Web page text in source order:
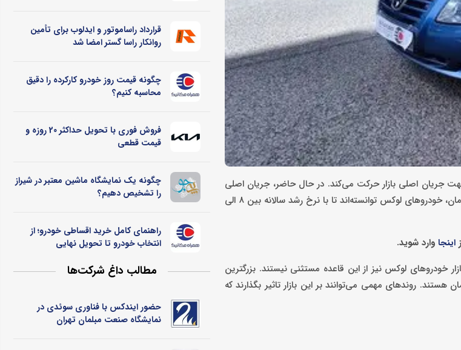
جریان اصلی بازار حرکت می‌کند. در حال حاضر، جریان اصلی
بازار فروش خودرو راکد بوده و رشد بسیار کمی تا سال 2031 پیش‌بینی می‌شود. اما در همین زمان، خودروهای لوکس توانسته‌اند تا با نرخ رشد سالانه بین 8 الی
اینجا وارد شوید.
لوکس بر روی افراد 25 تا 44 ساله تمرکز می‌کند و بازار خودروهای لوکس نیز از این قاعده مستثنی نیستند. بزرگترین
هستند. روندهای مهمی می‌توانند بر این بازار تاثیر بگذارند که
قرارداد راساموتور و ایدلوب برای تأمین
روانکار راسا گستر امضا شد
چگونه قیمت روز خودرو کارکرده را دقیق
محاسبه کنیم؟
فروش فوری با تحویل حداکثر 20 روزه و
قیمت قطعی
چگونه یک نمایشگاه ماشین معتبر در شیراز
را تشخیص دهیم؟
راهنمای کامل خرید اقساطی خودرو؛ از
انتخاب خودرو تا تحویل نهایی
مطالب داغ شرکت‌ها
حضور ایندکس با فناوری سوئدی در
نمایشگاه صنعت مبلمان تهران